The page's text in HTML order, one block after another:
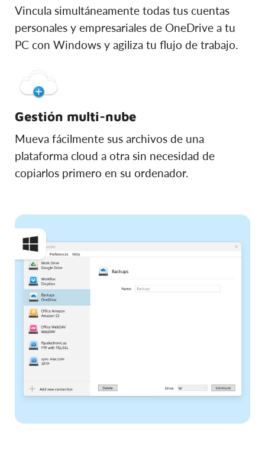
Vincula simultáneamente todas tus cuentas
personales y empresariales de OneDrive a tu
PC con Windows y agiliza tu flujo de trabajo.
Gestión multi-nube
Mueva fácilmente sus archivos de una
plataforma cloud a otra sin necesidad de
copiarlos primero en su ordenador.